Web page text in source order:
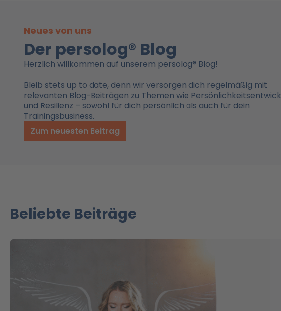
Neues von uns
Der persolog® Blog
Herzlich willkommen auf unserem persolog® Blog!
Bleib stets up to date, denn wir versorgen dich regelmäßig mit
relevanten Blog-Beiträgen zu Themen wie
und Resilienz – sowohl für dich persönlich als auch für dein
Trainingsbusiness.
Zum neuesten Beitrag
Beliebte Beiträge